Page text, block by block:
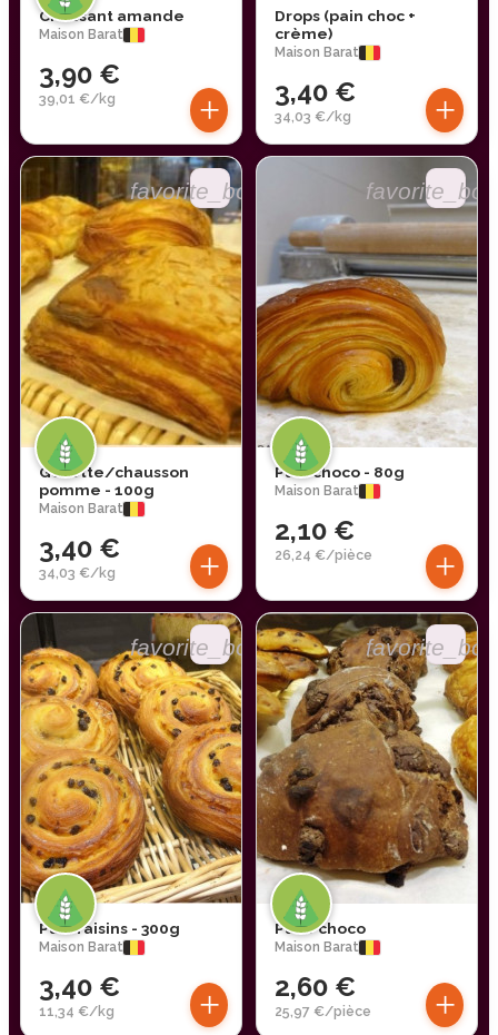
Croissant amande
Maison Barat
3,90 €
39,01 €/kg +
Drops (pain choc +
crème)
Maison Barat
3,40 €
34,03 €/kg +
favorite_border
Gosette/chausson
pomme - 100g
Maison Barat
3,40 €
34,03 €/kg +
Pain choco - 80g
Maison Barat
2,10 €
26,24 €/pièce +
favorite_border
Pain raisins - 300g
Maison Barat
3,40 €
11,34 €/kg +
Pave choco
Maison Barat
2,60 €
25,97 €/pièce +